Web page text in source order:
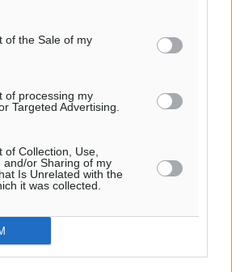
of the Sale of my
of processing my
Targeted Advertising.
of Collection, Use,
and/or Sharing of my
Is Unrelated with the
it was collected.
οι υψηλές θερμοκρασίες – Ισχυρά
σε «Red Code» 6 περιοχές
«τινάζουν στον αέρα» τους
παραδόθηκαν στις Ένοπλες
Ρω